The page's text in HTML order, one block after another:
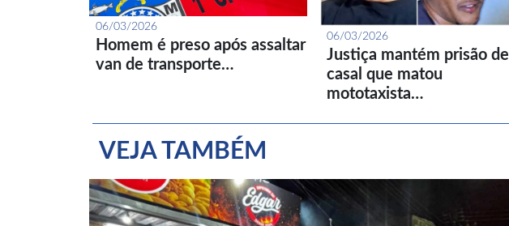
06/03/2026
Homem é preso após assaltar
van de transporte…
06/03/2026
Justiça mantém prisão de
casal que matou
mototaxista…
VEJA TAMBÉM